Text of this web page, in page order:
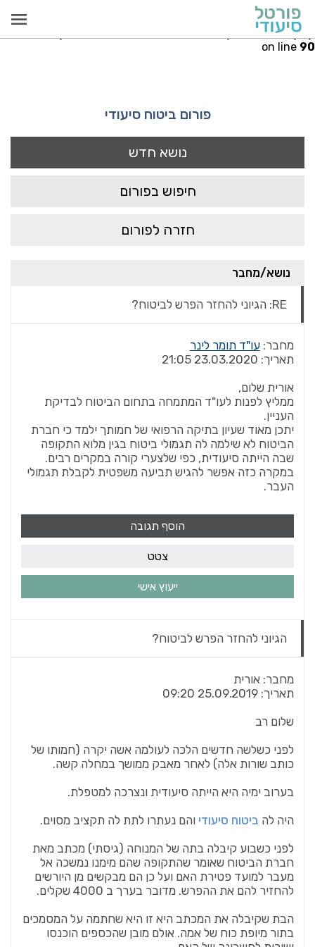
: Invalid argument supplied for foreach() in
public_html/src/models/PayCallModel.php
on line 90
פורום ביטוח סיעודי
נושא חדש
חיפוש בפורום
חזרה לפורום
נושא/מחבר
RE: הגיוני להחזר הפרש לביטוח?
מחבר: עו"ד תומר לינר
תאריך: 23.03.2020 21:05
אורית שלום,
ממליץ לפנות לעו"ד המתמחה בתחום הביטוח לבדיקת
העניין.
יתכן מאוד שעיון בתיקה הרפואי של חמותך ילמד כי חברת
הביטוח לא שילמה לה תגמולי ביטוח בגין מלוא התקופה
שבה הייתה סיעודית, כפי שלצערי קורה במקרים רבים.
במקרה כזה אפשר להגיש תביעה משפטית לקבלת תגמולי
העבר.
הוסף תגובה
צטט
ייעוץ אישי
הגיוני להחזר הפרש לביטוח?
מחבר: אורית
תאריך: 25.09.2019 09:20
שלום רב
לפני כשלשה חדשים הלכה לעולמה אשה יקרה (חמותו של
כותב שורות אלה) לאחר מאבק ממושך במחלה קשה.
בערוב ימיה היא הייתה סיעודית ונצרכה למטפלת.
היה לה ביטוח סיעודי והם נעתרו לתת לה תקציב מסוים.
לפני כשבוע קיבלה בתה של המנוחה (גיסתי) מכתב מאת
חברת הביטוח שאומר שהתקופה שהם מימנו נמשכה אל
מעבר למועד פטירת האם ועל כן הם מבקשים מן היורשים
להחזיר להם את ההפרש. מדובר בערך ב 4000 שקלים.
הבת שקיבלה את המכתב היא זו היא שחתמה על המסמכים
בתור מיופת כוח של אמה. אולם מובן שהכספים הוכנסו